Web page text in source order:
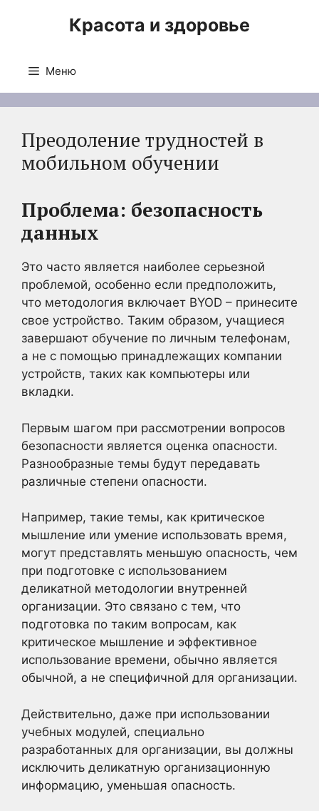
Красота и здоровье
Меню
Преодоление трудностей в
мобильном обучении
Проблема: безопасность
данных
Это часто является наиболее серьезной
проблемой, особенно если предположить,
что методология включает BYOD – принесите
свое устройство. Таким образом, учащиеся
завершают обучение по личным телефонам,
а не с помощью принадлежащих компании
устройств, таких как компьютеры или
вкладки.
Первым шагом при рассмотрении вопросов
безопасности является оценка опасности.
Разнообразные темы будут передавать
различные степени опасности.
Например, такие темы, как критическое
мышление или умение использовать время,
могут представлять меньшую опасность, чем
при подготовке с использованием
деликатной методологии внутренней
организации. Это связано с тем, что
подготовка по таким вопросам, как
критическое мышление и эффективное
использование времени, обычно является
обычной, а не специфичной для организации.
Действительно, даже при использовании
учебных модулей, специально
разработанных для организации, вы должны
исключить деликатную организационную
информацию, уменьшая опасность.